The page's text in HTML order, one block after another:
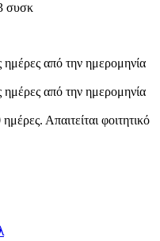
συσκ
από την ημερομηνία
από την ημερομηνία
Απαιτείται φοιτητικό